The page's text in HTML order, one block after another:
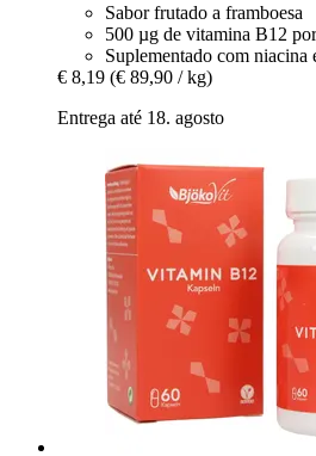
Sabor frutado a framboesa
500 µg de vitamina B12
Suplementado com niacina
€ 8,19 (€ 89,90 / kg)
Entrega até 18. agosto